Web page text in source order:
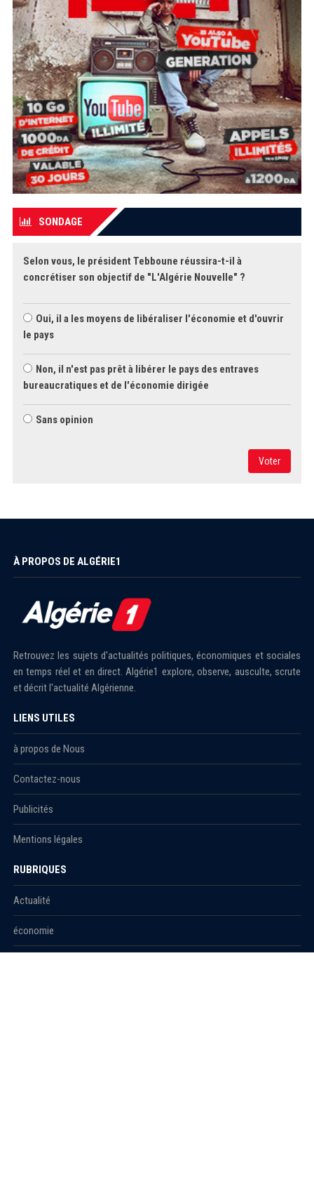
SONDAGE
Selon vous, le président Tebboune réussira-t-il à
concrétiser son objectif de "L'Algérie Nouvelle" ?
Oui, il a les moyens de libéraliser l'économie et d'ouvrir
le pays
Non, il n'est pas prêt à libérer le pays des entraves
bureaucratiques et de l'économie dirigée
Sans opinion
Voter
À PROPOS DE ALGÉRIE1
Retrouvez les sujets d'actualités politiques, économiques et sociales
en temps réel et en direct. Algérie1 explore, observe, ausculte, scrute
et décrit l'actualité Algérienne.
LIENS UTILES
à propos de Nous
Contactez-nous
Publicités
Mentions légales
RUBRIQUES
Actualité
économie